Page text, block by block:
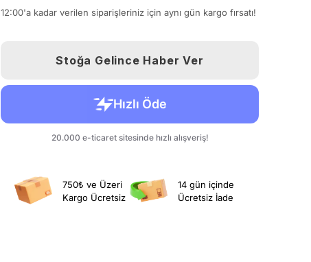
12:00'a kadar verilen siparişleriniz için aynı gün kargo fırsatı!
Stoğa Gelince Haber Ver
750₺ ve Üzeri
Kargo Ücretsiz
14 gün içinde
Ücretsiz İade